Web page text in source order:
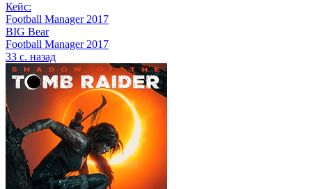
Кейс:
Football Manager 2017
BIG Bear
Football Manager 2017
33 с. назад